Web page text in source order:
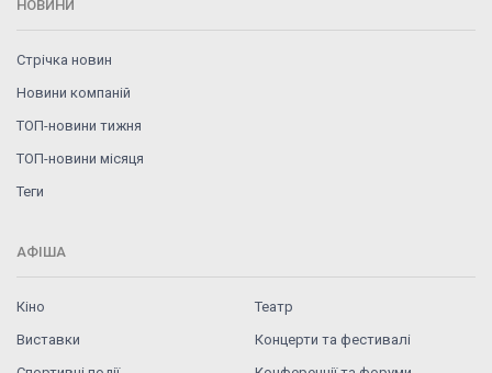
НОВИНИ
Стрічка новин
Новини компаній
ТОП-новини тижня
ТОП-новини місяця
Теги
АФІША
Кіно
Театр
Виставки
Концерти та фестивалі